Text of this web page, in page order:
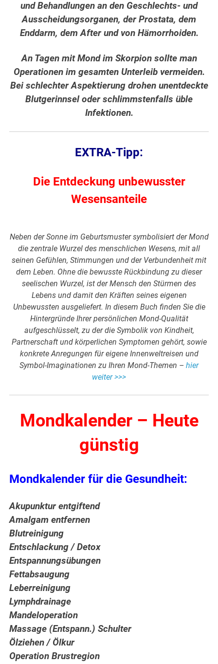
und Behandlungen an den Geschlechts- und
Ausscheidungsorganen, der Prostata, dem
Enddarm, dem After und von Hämorrhoiden.
An Tagen mit Mond im Skorpion sollte man
Operationen im gesamten Unterleib vermeiden.
Bei schlechter Aspektierung drohen unentdeckte
Blutgerinnsel oder schlimmstenfalls üble
Infektionen.
EXTRA-Tipp:
Die Entdeckung unbewusster
Wesensanteile
Neben der Sonne im Geburtsmuster symbolisiert der Mond
die zentrale Wurzel des menschlichen Wesens, mit all
seinen Gefühlen, Stimmungen und der Verbundenheit mit
dem Leben. Ohne die bewusste Rückbindung zu dieser
seelischen Wurzel, ist der Mensch den Stürmen des
Lebens und damit den Kräften seines eigenen
Unbewussten ausgeliefert. In diesem Buch finden Sie die
Hintergründe Ihrer persönlichen Mond-Qualität
aufgeschlüsselt, zu der die Symbolik von Kindheit,
Partnerschaft und körperlichen Symptomen gehört, sowie
konkrete Anregungen für eigene Innenweltreisen und
Symbol-Imaginationen zu Ihren Mond-Themen – hier
weiter >>>
Mondkalender – Heute
günstig
Mondkalender für die Gesundheit:
Akupunktur entgiftend
Amalgam entfernen
Blutreinigung
Entschlackung / Detox
Entspannungsübungen
Fettabsaugung
Leberreinigung
Lymphdrainage
Mandeloperation
Massage (Entspann.) Schulter
Ölziehen / Ölkur
Operation Brustregion